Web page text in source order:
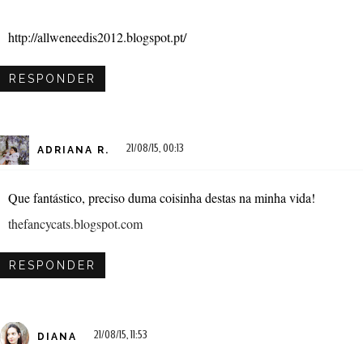
http://allweneedis2012.blogspot.pt/
RESPONDER
ADRIANA R. 21/08/15, 00:13
Que fantástico, preciso duma coisinha destas na minha vida!
thefancycats.blogspot.com
RESPONDER
DIANA 21/08/15, 11:53